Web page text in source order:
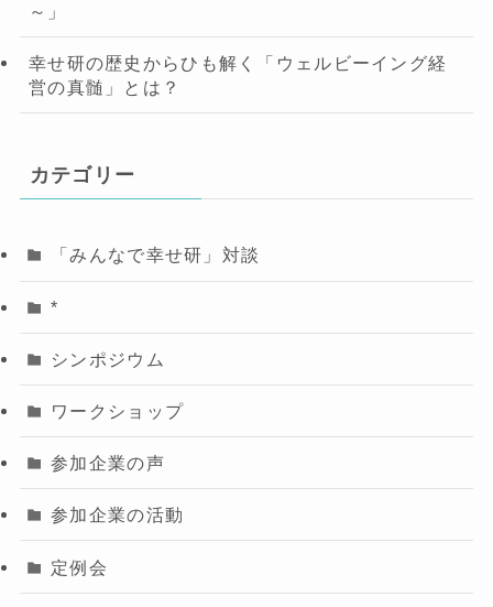
～」
幸せ研の歴史からひも解く「ウェルビーイング経
営の真髄」とは？
カテゴリー
「みんなで幸せ研」対談
*
シンポジウム
ワークショップ
参加企業の声
参加企業の活動
定例会